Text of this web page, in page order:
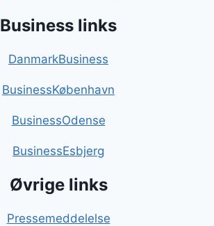
Business links
DanmarkBusiness
BusinessKøbenhavn
BusinessOdense
BusinessEsbjerg
Øvrige links
Pressemeddelelse